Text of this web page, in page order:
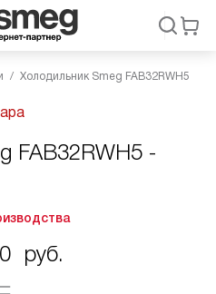
Холодильник Smeg FAB32RWH5
FAB32RWH5 -
руб.